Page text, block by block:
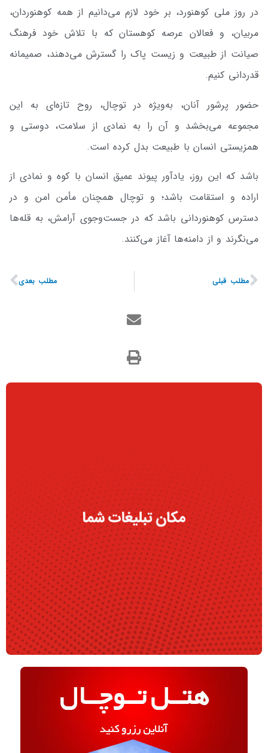
در روز ملی کوهنورد، بر خود لازم می‌دانیم از همه کوهنوردان،
مربیان، و فعالان عرصه کوهستان که با تلاش خود فرهنگ
صیانت از طبیعت و زیست پاک را گسترش می‌دهند، صمیمانه
قدردانی کنیم.
حضور پرشور آنان، به‌ویژه در توچال، روح تازه‌ای به این
مجموعه می‌بخشد و آن را به نمادی از سلامت، دوستی و
همزیستی انسان با طبیعت بدل کرده است.
باشد که این روز، یادآور پیوند عمیق انسان با کوه و نمادی از
اراده و استقامت باشد؛ و توچال همچنان مأمن امن و در
دسترس کوهنوردانی باشد که در جست‌وجوی آرامش، به قله‌ها
می‌نگرند و از دامنه‌ها آغاز می‌کنند.
مطلب قبلی مطلب بعدی